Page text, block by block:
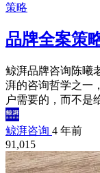
策略
品牌全案策
鲸湃品牌咨询陈曦
湃的咨询哲学之一
户需要的，而不是
鲸湃咨询 4 年前
91,015